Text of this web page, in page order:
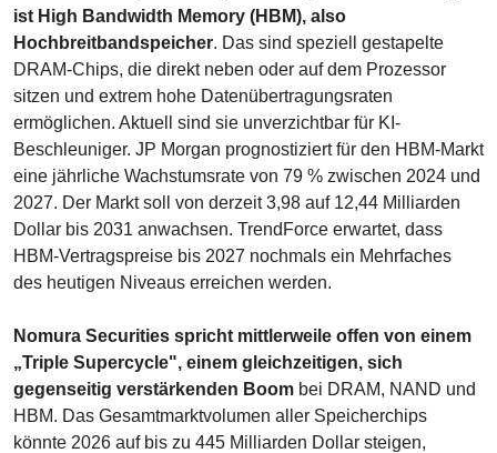
ist High Bandwidth Memory (HBM), also
Hochbreitbandspeicher. Das sind speziell gestapelte
DRAM-Chips, die direkt neben oder auf dem Prozessor
sitzen und extrem hohe Datenübertragungsraten
ermöglichen. Aktuell sind sie unverzichtbar für KI-
Beschleuniger. JP Morgan prognostiziert für den HBM-Markt
eine jährliche Wachstumsrate von 79 % zwischen 2024 und
2027. Der Markt soll von derzeit 3,98 auf 12,44 Milliarden
Dollar bis 2031 anwachsen. TrendForce erwartet, dass
HBM-Vertragspreise bis 2027 nochmals ein Mehrfaches
des heutigen Niveaus erreichen werden.
Nomura Securities spricht mittlerweile offen von einem
„Triple Supercycle", einem gleichzeitigen, sich
gegenseitig verstärkenden Boom bei DRAM, NAND und
HBM. Das Gesamtmarktvolumen aller Speicherchips
könnte 2026 auf bis zu 445 Milliarden Dollar steigen,